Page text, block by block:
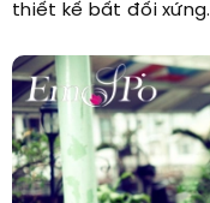
thiết kế bất đối xứng.